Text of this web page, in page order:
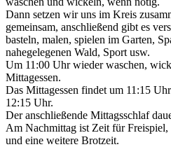
Dann setzen wir uns im Kreis
gemeinsam, anschließend gibt es
basteln, malen, spielen im Garten,
nahegelegenen Wald, Sport usw.
Um 11:00 Uhr wieder waschen,
Mittagessen.
Das Mittagessen findet um 11:15
12:15 Uhr.
Der anschließende Mittagsschlaf
Am Nachmittag ist Zeit für
und eine weitere Brotzeit.